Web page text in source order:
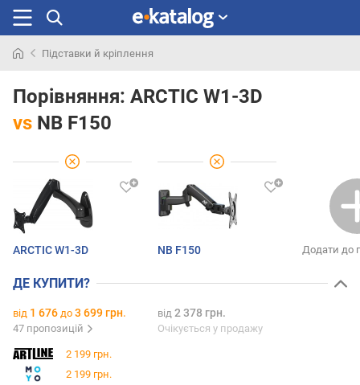
раніше
Підставки й кріплення
Порівняння: ARCTIC W1-3D
vs NB F150
ARCTIC W1-3D NB F150 Додати до
ДЕ КУПИТИ?
від 1 676 до 3 699 грн.
47 пропозицій
від 2 378 грн.
Очікується у продажу
2 199 грн.
2 199 грн.